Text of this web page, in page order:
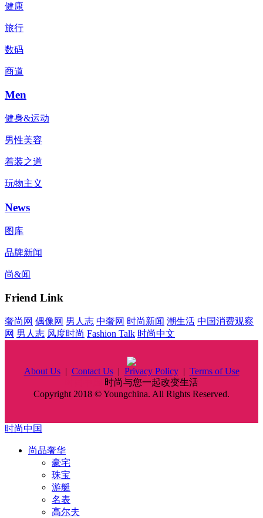
健康
旅行
数码
商道
Men
健身&运动
男性美容
着装之道
玩物主义
News
图库
品牌新闻
尚&闻
Friend Link
奢尚网 偶像网 男人志 中奢网 时尚新闻 潮生活 中国消费观察
网 男人志 风度时尚 Fashion Talk 时尚中文
About Us| Contact Us| Privacy Policy| Terms of Use
时尚与您一起改变生活
Copyright 2018 © Youngchina. All Rights Reserved.
时尚中国
尚品奢华
豪宅
珠宝
游艇
名表
高尔夫